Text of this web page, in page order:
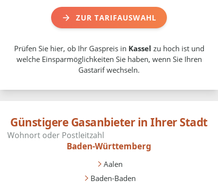
ZUR TARIFAUSWAHL
Prüfen Sie hier, ob Ihr Gaspreis in Kassel zu hoch ist und
welche Einsparmöglichkeiten Sie haben, wenn Sie Ihren
Gastarif wechseln.
Günstigere Gasanbieter in Ihrer Stadt
Baden-Württemberg
Aalen
Baden-Baden